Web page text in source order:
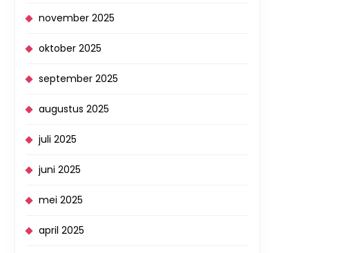
november 2025
oktober 2025
september 2025
augustus 2025
juli 2025
juni 2025
mei 2025
april 2025